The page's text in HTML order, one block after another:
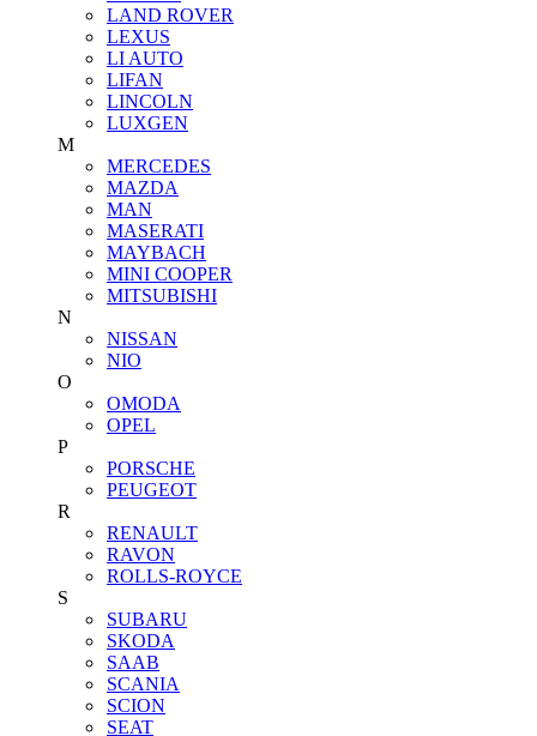
LAND ROVER
LEXUS
LI AUTO
LIFAN
LINCOLN
LUXGEN
M
MERCEDES
MAZDA
MAN
MASERATI
MAYBACH
MINI COOPER
MITSUBISHI
N
NISSAN
NIO
O
OMODA
OPEL
P
PORSCHE
PEUGEOT
R
RENAULT
RAVON
ROLLS-ROYCE
S
SUBARU
SKODA
SAAB
SCANIA
SCION
SEAT